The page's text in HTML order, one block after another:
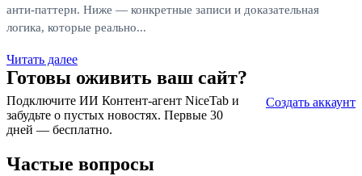
анти‑паттерн. Ниже — конкретные записи и доказательная
логика, которые реально...
Читать далее
Готовы оживить ваш сайт?
Подключите ИИ Контент-агент NiceTab и
забудьте о пустых новостях. Первые 30
дней — бесплатно.
Создать аккаунт
Частые вопросы